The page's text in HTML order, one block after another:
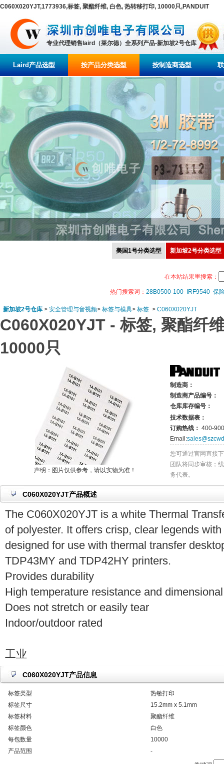
C060X020YJT,1773936,标签, 聚酯纤维, 白色, 热转移打印, 10000只,PANDUIT
专业代理销售laird（莱尔德）全系列产品-新加坡2号仓库
Laird产品选型 按产品分类选型 按制造商选型
美国1号分类选型 新加坡2号分类选型
在本站结果里搜索：
热门搜索词： 28B0500-100 IRF9540 保
新加坡2号仓库 > 安全管理与音视频> 标签与模具> 标签 > C060X020YJT
C060X020YJT -标签, 聚酯纤
10000只
声明：图片仅供参考，请以实物为准！
制造商：
制造商产品编号：
仓库库存编号：
技术数据表：
订购热线： 400-
Email:
您可通过官网直接
团队将同步审核；
务代表。
C060X020YJT产品概述
The C060X020YJT is a white Thermal
of polyester. It offers crisp, clear legends
designed for use with thermal transfer
TDP43MY and TDP42HY printers.
Provides durability
High temperature resistance and
Does not stretch or easily tear
Indoor/outdoor rated
工业
C060X020YJT产品信息
标签类型
热敏打印
标签尺寸
15.2mm x 5.1mm
标签材料
聚酯纤维
标签颜色
白色
每包数量
10000
产品范围
-